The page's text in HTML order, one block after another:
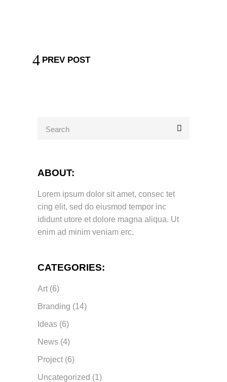
PREV POST
for:
ABOUT:
Lorem ipsum dolor sit amet, consec tet
cing elit, sed do eiusmod tempor inc
ididunt utore et dolore magna aliqua. Ut
enim ad minim veniam erc.
CATEGORIES:
Art (6)
Branding (14)
Ideas (6)
News (4)
Project (6)
Uncategorized (1)